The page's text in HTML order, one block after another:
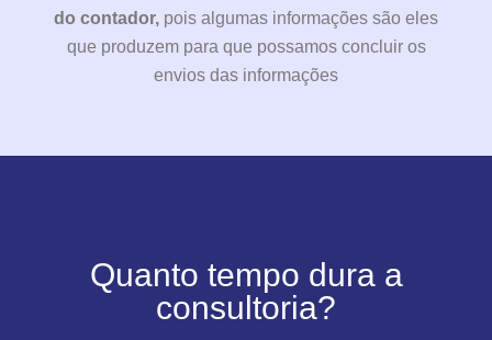
do contador, pois algumas informações são eles
que produzem para que possamos concluir os
envios das informações
Quanto tempo dura a
consultoria?